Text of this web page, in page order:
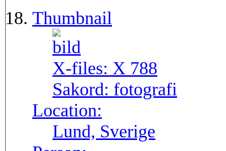
Thumbnail
X-files: X 788
Sakord: fotografi
Location:
Lund, Sverige